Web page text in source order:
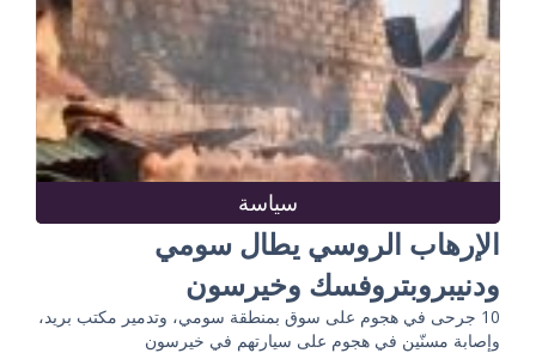
سياسة
الإرهاب الروسي يطال سومي
ودنيبروبتروفسك وخيرسون
10 جرحى في هجوم على سوق بمنطقة سومي، وتدمير مكتب بريد،
وإصابة مسنّين في هجوم على سيارتهم في خيرسون